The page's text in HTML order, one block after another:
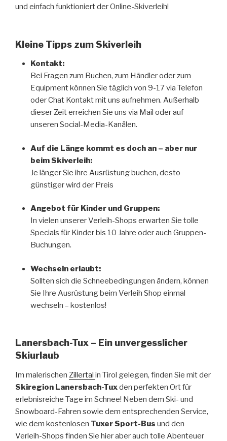
und einfach funktioniert der Online-Skiverleih!
Kleine Tipps zum Skiverleih
Kontakt:
Bei Fragen zum Buchen, zum Händler oder zum
Equipment können Sie täglich von 9-17 via Telefon
oder Chat Kontakt mit uns aufnehmen. Außerhalb
dieser Zeit erreichen Sie uns via Mail oder auf
unseren Social-Media-Kanälen.
Auf die Länge kommt es doch an – aber nur
beim Skiverleih:
Je länger Sie ihre Ausrüstung buchen, desto
günstiger wird der Preis
Angebot für Kinder und Gruppen:
In vielen unserer Verleih-Shops erwarten Sie tolle
Specials für Kinder bis 10 Jahre oder auch Gruppen-
Buchungen.
Wechseln erlaubt:
Sollten sich die Schneebedingungen ändern, können
Sie Ihre Ausrüstung beim Verleih Shop einmal
wechseln – kostenlos!
Lanersbach-Tux – Ein unvergesslicher
Skiurlaub
Im malerischen Zillertal in Tirol gelegen, finden Sie mit der
Skiregion Lanersbach-Tuxden perfekten Ort für
erlebnisreiche Tage im Schnee! Neben dem Ski- und
Snowboard-Fahren sowie dem entsprechenden Service,
wie dem kostenlosen Tuxer Sport-Bus und den
Verleih-Shops finden Sie hier aber auch tolle Abenteuer